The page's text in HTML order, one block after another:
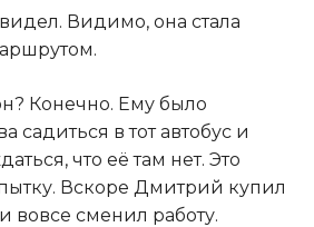
Видимо, она стала
Конечно. Ему было
садиться в тот автобус и
что её там нет. Это
Вскоре Дмитрий купил
вовсе сменил работу.